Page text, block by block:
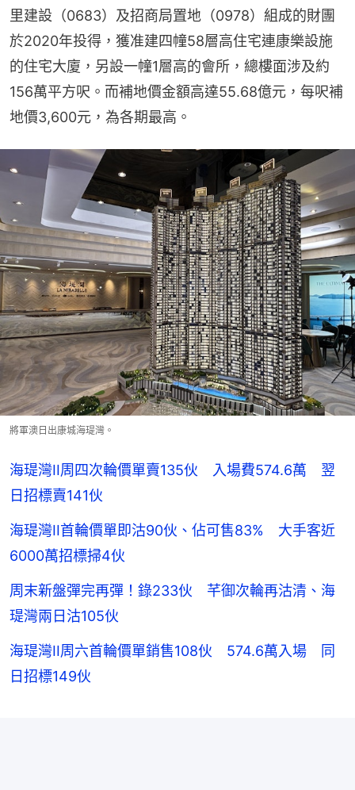
里建設（0683）及招商局置地（0978）組成的財團
於2020年投得，獲准建四幢58層高住宅連康樂設施
的住宅大廈，另設一幢1層高的會所，總樓面涉及約
156萬平方呎。而補地價金額高達55.68億元，每呎補
地價3,600元，為各期最高。
將軍澳日出康城海瑅灣。
海瑅灣II周四次輪價單賣135伙 入場費574.6萬 翌
日招標賣141伙
海瑅灣II首輪價單即沽90伙、佔可售83% 大手客近
6000萬招標掃4伙
周末新盤彈完再彈！錄233伙 芊御次輪再沽清、海
瑅灣兩日沽105伙
海瑅灣II周六首輪價單銷售108伙 574.6萬入場 同
日招標149伙